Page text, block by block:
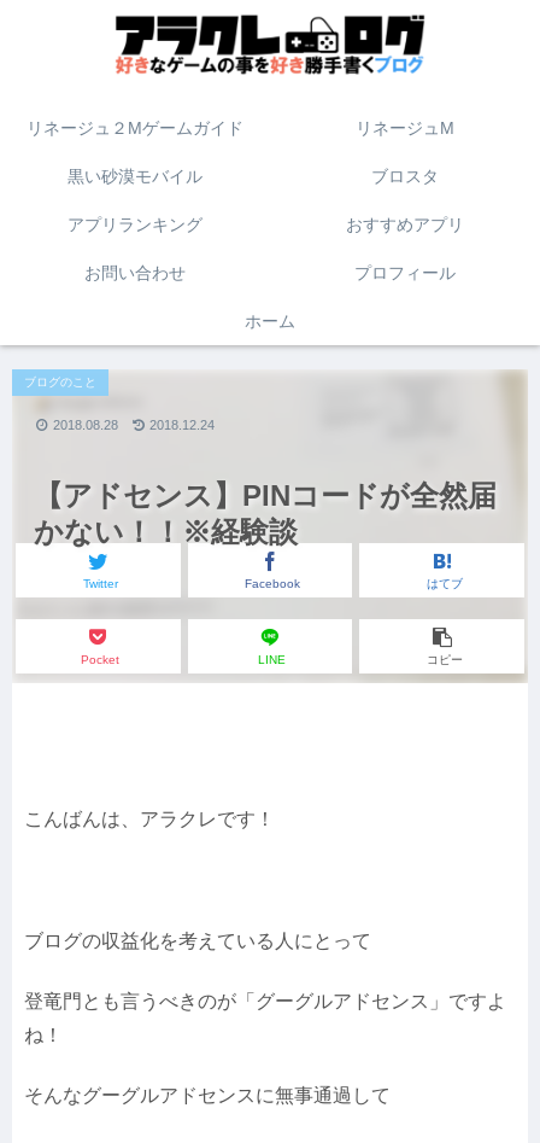
リネージュ２Mゲームガイド リネージュM
黒い砂漠モバイル ブロスタ
アプリランキング おすすめアプリ
お問い合わせ プロフィール
ホーム
【アドセンス】PINコードが全然届
かない！！※経験談
ブログのこと
Twitter Facebook はてブ
Pocket LINE コピー
2018.12.24
2018.08.28
こんばんは、アラクレです！
ブログの収益化を考えている人にとって
登竜門とも言うべきのが「グーグルアドセンス」ですよ
ね！
そんなグーグルアドセンスに無事通過して